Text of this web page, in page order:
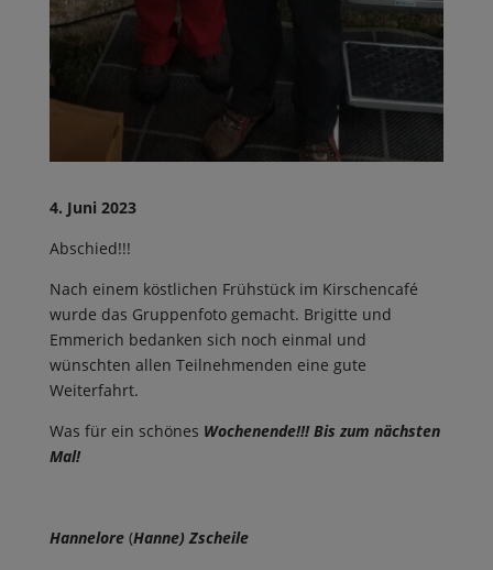
4. Juni 2023
Abschied!!!
Nach einem köstlichen Frühstück im Kirschencafé
wurde das Gruppenfoto gemacht. Brigitte und
Emmerich bedanken sich noch einmal und
wünschten allen Teilnehmenden eine gute
Weiterfahrt.
Was für ein schönes Wochenende!!! Bis zum nächsten
Mal!
Hannelore(Hanne) Zscheile